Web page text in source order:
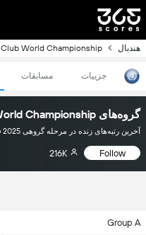
هندبال Club World Championship
جزییات مسابقات
گروه‌های Club World Championship در 2025
آخرین رتبه‌های زنده در مرحله گروهی Club World Championship 2025
Follow
216K
Group A